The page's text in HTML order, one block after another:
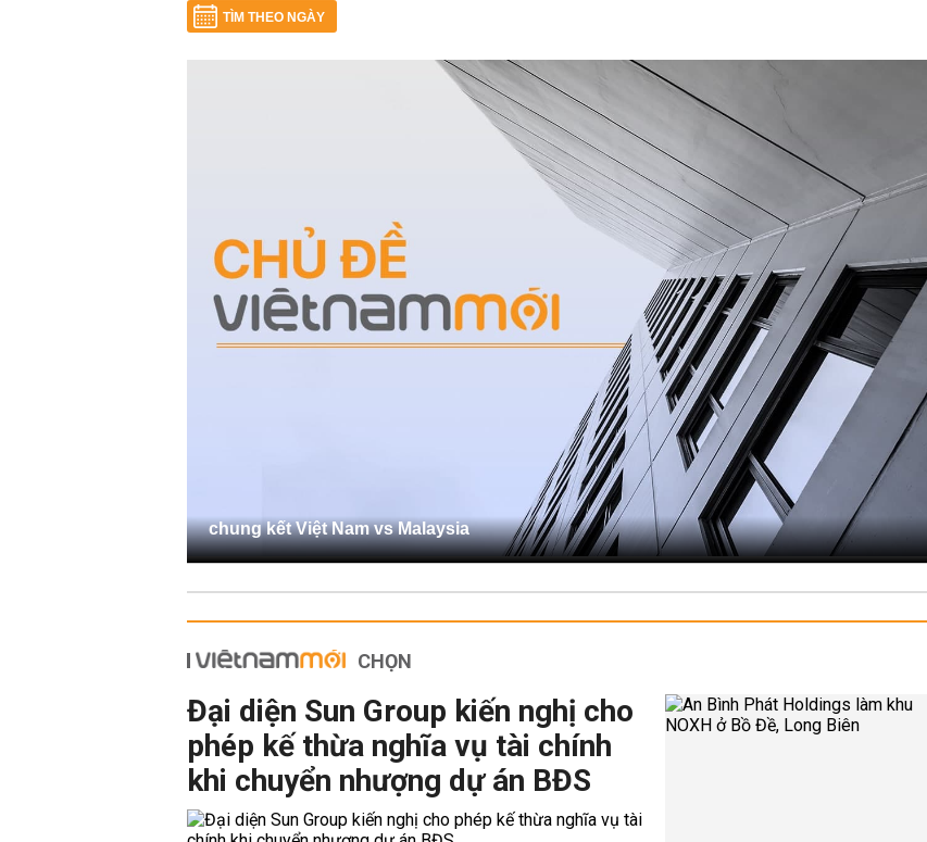
TÌM THEO NGÀY
chung kết Việt Nam vs Malaysia
CHỌN
Đại diện Sun Group kiến nghị cho
phép kế thừa nghĩa vụ tài chính
khi chuyển nhượng dự án BĐS